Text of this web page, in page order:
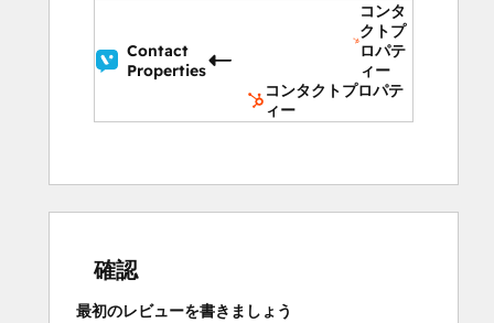
Contact
Properties
コンタ
クトプ
ロパテ
ィー
コンタクトプロパテ
ィー
確認
最初のレビューを書きましょう